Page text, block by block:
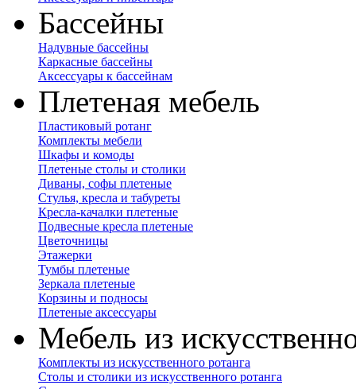
Бассейны
Надувные бассейны
Каркасные бассейны
Аксессуары к бассейнам
Плетеная мебель
Пластиковый ротанг
Комплекты мебели
Шкафы и комоды
Плетеные столы и столики
Диваны, софы плетеные
Стулья, кресла и табуреты
Кресла-качалки плетеные
Подвесные кресла плетеные
Цветочницы
Этажерки
Тумбы плетеные
Зеркала плетеные
Корзины и подносы
Плетеные аксессуары
Мебель из
Комплекты из искусственного ротанга
Столы и столики из искусственного ротанга